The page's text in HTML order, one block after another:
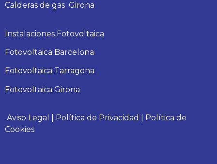
Calderas de gas Girona
Instalaciones Fotovoltaica
Fotovoltaica Barcelona
Fotovoltaica Tarragona
Fotovoltaica Girona
Aviso Legal Política de Privacidad
Política de
Cookies